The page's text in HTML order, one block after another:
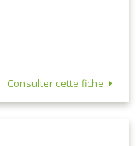
Consulter cette fiche